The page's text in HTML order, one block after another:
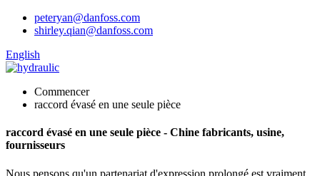
peteryan@danfoss.com
shirley.qian@danfoss.com
English
Commencer
raccord évasé en une seule pièce
raccord évasé en une seule pièce - Chine fabricants, usine,
fournisseurs
Nous pensons qu'un partenariat d'expression prolongé est vraiment